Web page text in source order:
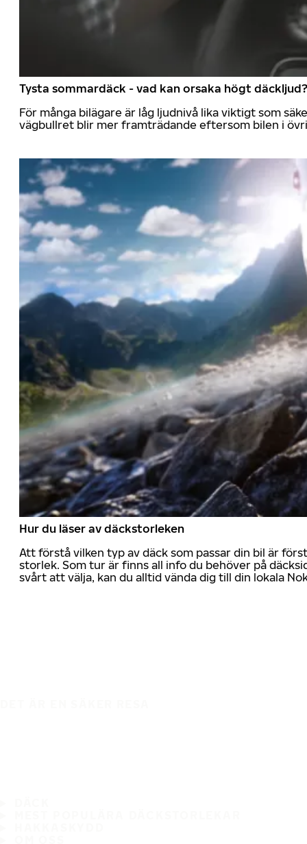
Tysta sommardäck - vad kan orsaka högt däckljud?
För många bilägare är låg ljudnivå lika viktigt som
vägbullret blir mer framträdande eftersom bilen i
Hur du läser av däckstorleken
Att förstå vilken typ av däck som passar din bil är
storlek. Som tur är finns all info du behöver på
svårt att välja, kan du alltid vända dig till din lokala